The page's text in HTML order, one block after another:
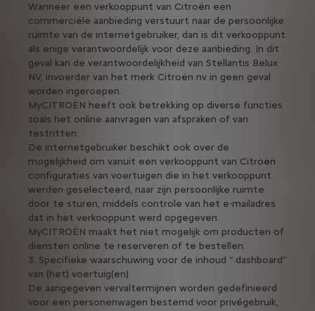
Wanneer een verkooppunt van Citroën een
commerciële aanbieding verstuurt naar de persoonlijke
ruimte van de internetgebruiker, dan is dit verkooppunt
als enige verantwoordelijk voor deze aanbieding. In dit
geval kan de verantwoordelijkheid van Stellantis Belux
NV, invoerder van het merk Citroën nv in geen geval
worden ingeroepen.
MyCITROËN heeft ook betrekking op diverse functies
zoals het online aanvragen van afspraken of van
testritten.
De internetgebruiker beschikt ook over de
mogelijkheid om vanuit een verkooppunt van Citroën
configuraties van voertuigen die in het verkooppunt
werden geselecteerd, naar zijn persoonlijke ruimte
door te sturen, middels controle van het e-mailadres
dat in het verkooppunt werd opgegeven.
MyCITROËN maakt het niet mogelijk om producten of
diensten online te reserveren of te bestellen.
3. Specifieke waarschuwing voor de inhoud “ dashboard”
van (het) voertuig(en)
De aangegeven vervaltermijnen worden gedefinieerd
voor een personenwagen bestemd voor privégebruik,